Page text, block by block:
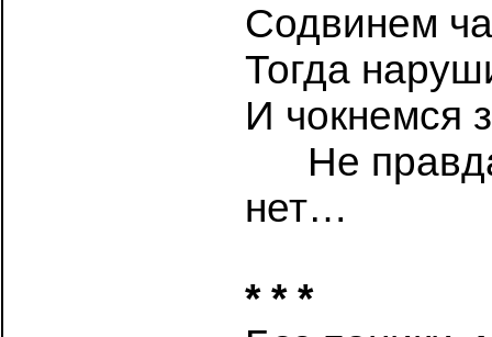
Содвинем
Тогда
И чокнемся
Не
нет…
* * *